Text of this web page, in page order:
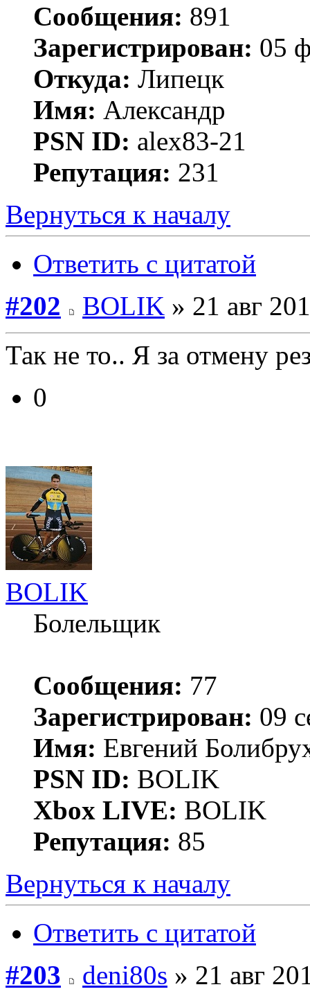
Сообщения: 891
Зарегистрирован: 05
Откуда: Липецк
Имя: Александр
PSN ID: alex83-21
Репутация: 231
Вернуться к началу
Ответить с цитатой
#202
BOLIK » 21 авг
Так не то.. Я за отмену
0
BOLIK
Болельщик
Сообщения: 77
Зарегистрирован: 09
Имя: Евгений
PSN ID: BOLIK
Xbox LIVE: BOLIK
Репутация: 85
Вернуться к началу
Ответить с цитатой
#203
deni80s » 21 авг